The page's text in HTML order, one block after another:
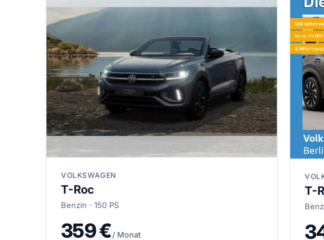
VOLKSWAGEN
T-Roc
Benzin · 150 PS
359 €/ Monat
T-